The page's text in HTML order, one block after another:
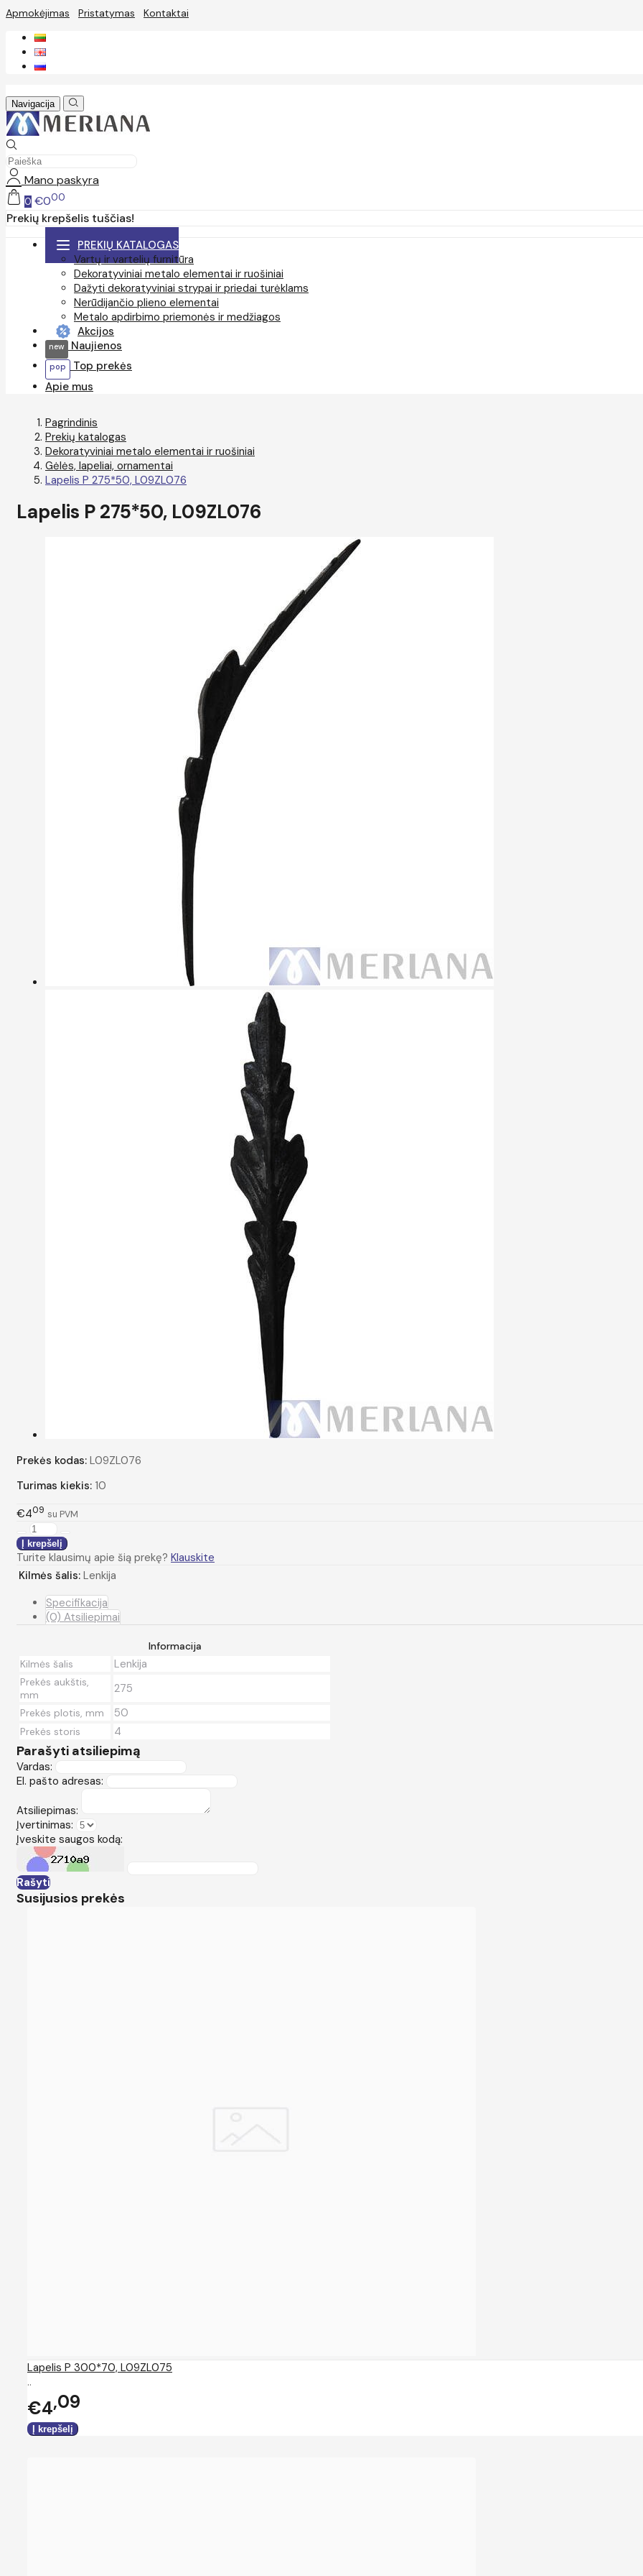
Apmokėjimas Pristatymas Kontaktai
Navigacija
Mano paskyra
0 €000
Prekių krepšelis tuščias!
PREKIŲ KATALOGAS
Vartų ir vartelių furnitūra
Dekoratyviniai metalo elementai ir ruošiniai
Dažyti dekoratyviniai strypai ir priedai turėklams
Nerūdijančio plieno elementai
Metalo apdirbimo priemonės ir medžiagos
Akcijos
Naujienos
Top prekės
Apie mus
Pagrindinis
Prekių katalogas
Dekoratyviniai metalo elementai ir ruošiniai
Gėlės, lapeliai, ornamentai
Lapelis P 275*50, L09ZL076
Lapelis P 275*50, L09ZL076
Prekės kodas: L09ZL076
Turimas kiekis: 10
€409 su PVM
Turite klausimų apie šią prekę? Klauskite
Kilmės šalis: Lenkija
Specifikacija
(0) Atsiliepimai
Informacija
Kilmės šalis
Lenkija
Prekės aukštis,
mm
275
Prekės plotis, mm 50
Prekės storis 4
Parašyti atsiliepimą
Vardas:
El. pašto adresas:
Atsiliepimas:
Įvertinimas:
Įveskite saugos kodą:
Rašyti
Susijusios prekės
Lapelis P 300*70, L09ZL075
..
€4 09